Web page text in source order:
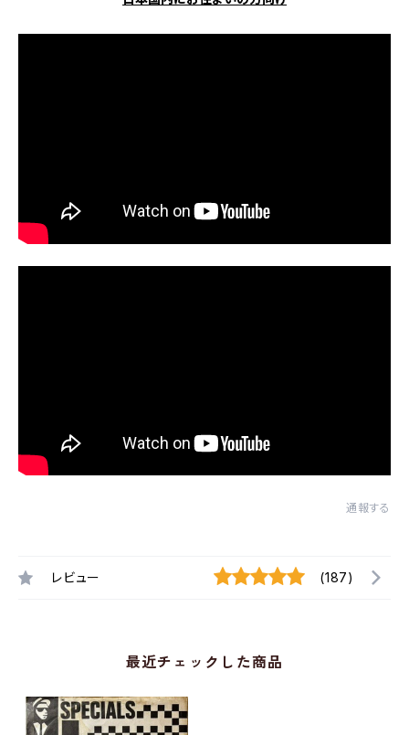
通報する
レビュー (187)
最近チェックした商品